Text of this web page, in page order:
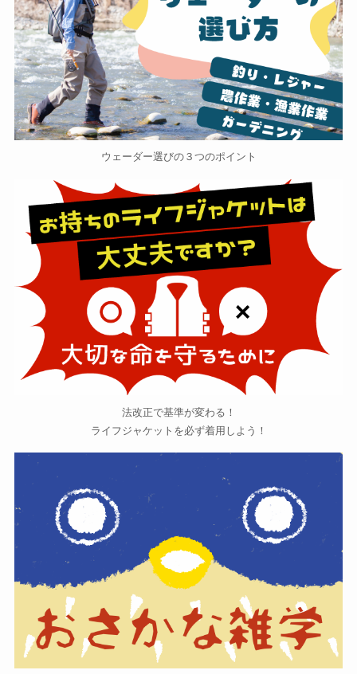
ウェーダー選びの３つのポイント
法改正で基準が変わる！
ライフジャケットを必ず着用しよう！